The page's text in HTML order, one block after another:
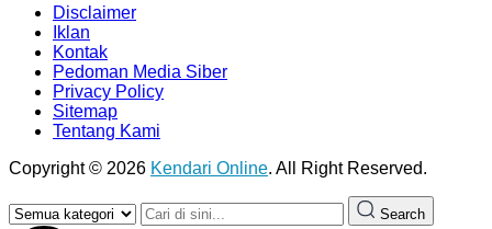
Disclaimer
Iklan
Kontak
Pedoman Media Siber
Privacy Policy
Sitemap
Tentang Kami
Copyright © 2026 Kendari Online. All Right Reserved.
Search